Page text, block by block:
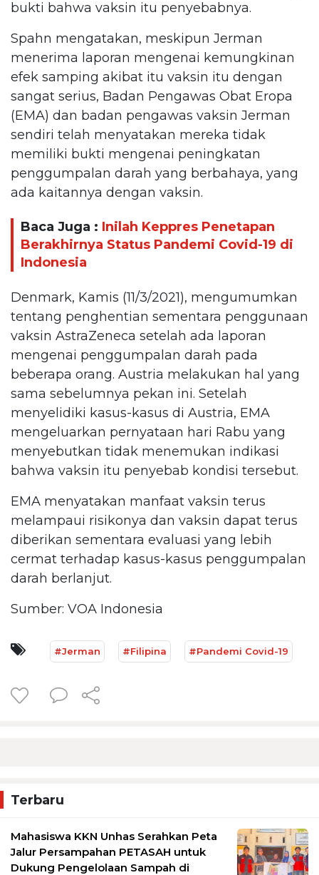
bukti bahwa vaksin itu penyebabnya.
Spahn mengatakan, meskipun Jerman
menerima laporan mengenai kemungkinan
efek samping akibat itu vaksin itu dengan
sangat serius, Badan Pengawas Obat Eropa
(EMA) dan badan pengawas vaksin Jerman
sendiri telah menyatakan mereka tidak
memiliki bukti mengenai peningkatan
penggumpalan darah yang berbahaya, yang
ada kaitannya dengan vaksin.
Baca Juga : Inilah Keppres Penetapan
Berakhirnya Status Pandemi Covid-19 di
Indonesia
Denmark, Kamis (11/3/2021), mengumumkan
tentang penghentian sementara penggunaan
vaksin AstraZeneca setelah ada laporan
mengenai penggumpalan darah pada
beberapa orang. Austria melakukan hal yang
sama sebelumnya pekan ini. Setelah
menyelidiki kasus-kasus di Austria, EMA
mengeluarkan pernyataan hari Rabu yang
menyebutkan tidak menemukan indikasi
bahwa vaksin itu penyebab kondisi tersebut.
EMA menyatakan manfaat vaksin terus
melampaui risikonya dan vaksin dapat terus
diberikan sementara evaluasi yang lebih
cermat terhadap kasus-kasus penggumpalan
darah berlanjut.
Sumber: VOA Indonesia
#Jerman #Filipina #Pandemi Covid-19
Terbaru
Mahasiswa KKN Unhas Serahkan Peta
Jalur Persampahan PETASAH untuk
Dukung Pengelolaan Sampah di